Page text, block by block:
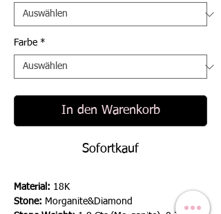
Farbe *
In den Warenkorb
Sofortkauf
Material: 18K
Stone: Morganite&Diamond